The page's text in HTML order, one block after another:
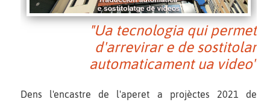
"Ua tecnologia qui permet
d'arrevirar e de sostitolar
automaticament ua video"
Dens l'encastre de l'aperet a projèctes 2021 de